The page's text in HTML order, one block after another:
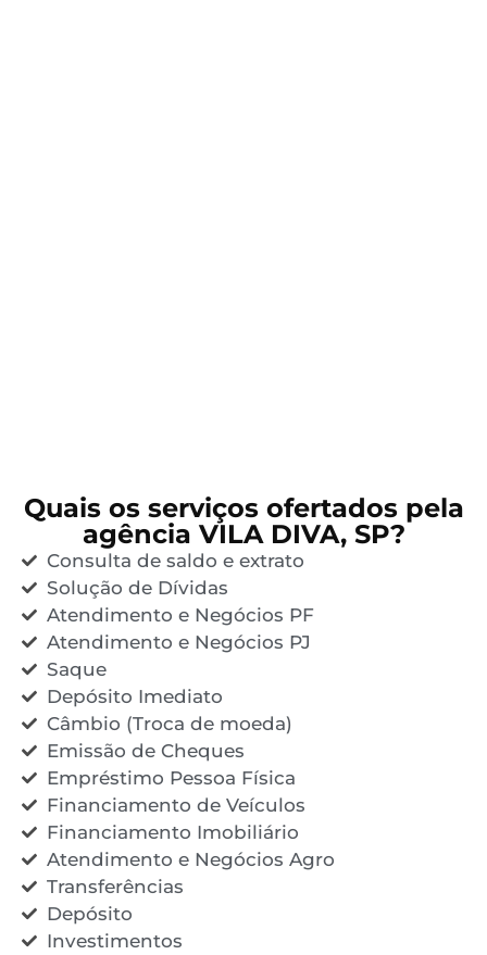
Quais os serviços ofertados pela
agência VILA DIVA, SP?
Consulta de saldo e extrato
Solução de Dívidas
Atendimento e Negócios PF
Atendimento e Negócios PJ
Saque
Depósito Imediato
Câmbio (Troca de moeda)
Emissão de Cheques
Empréstimo Pessoa Física
Financiamento de Veículos
Financiamento Imobiliário
Atendimento e Negócios Agro
Transferências
Depósito
Investimentos